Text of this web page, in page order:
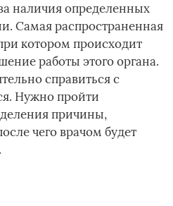
наличия определенных
Самая распространенная
котором происходит
работы этого органа.
справиться с
Нужно пройти
причины,
чего врачом будет